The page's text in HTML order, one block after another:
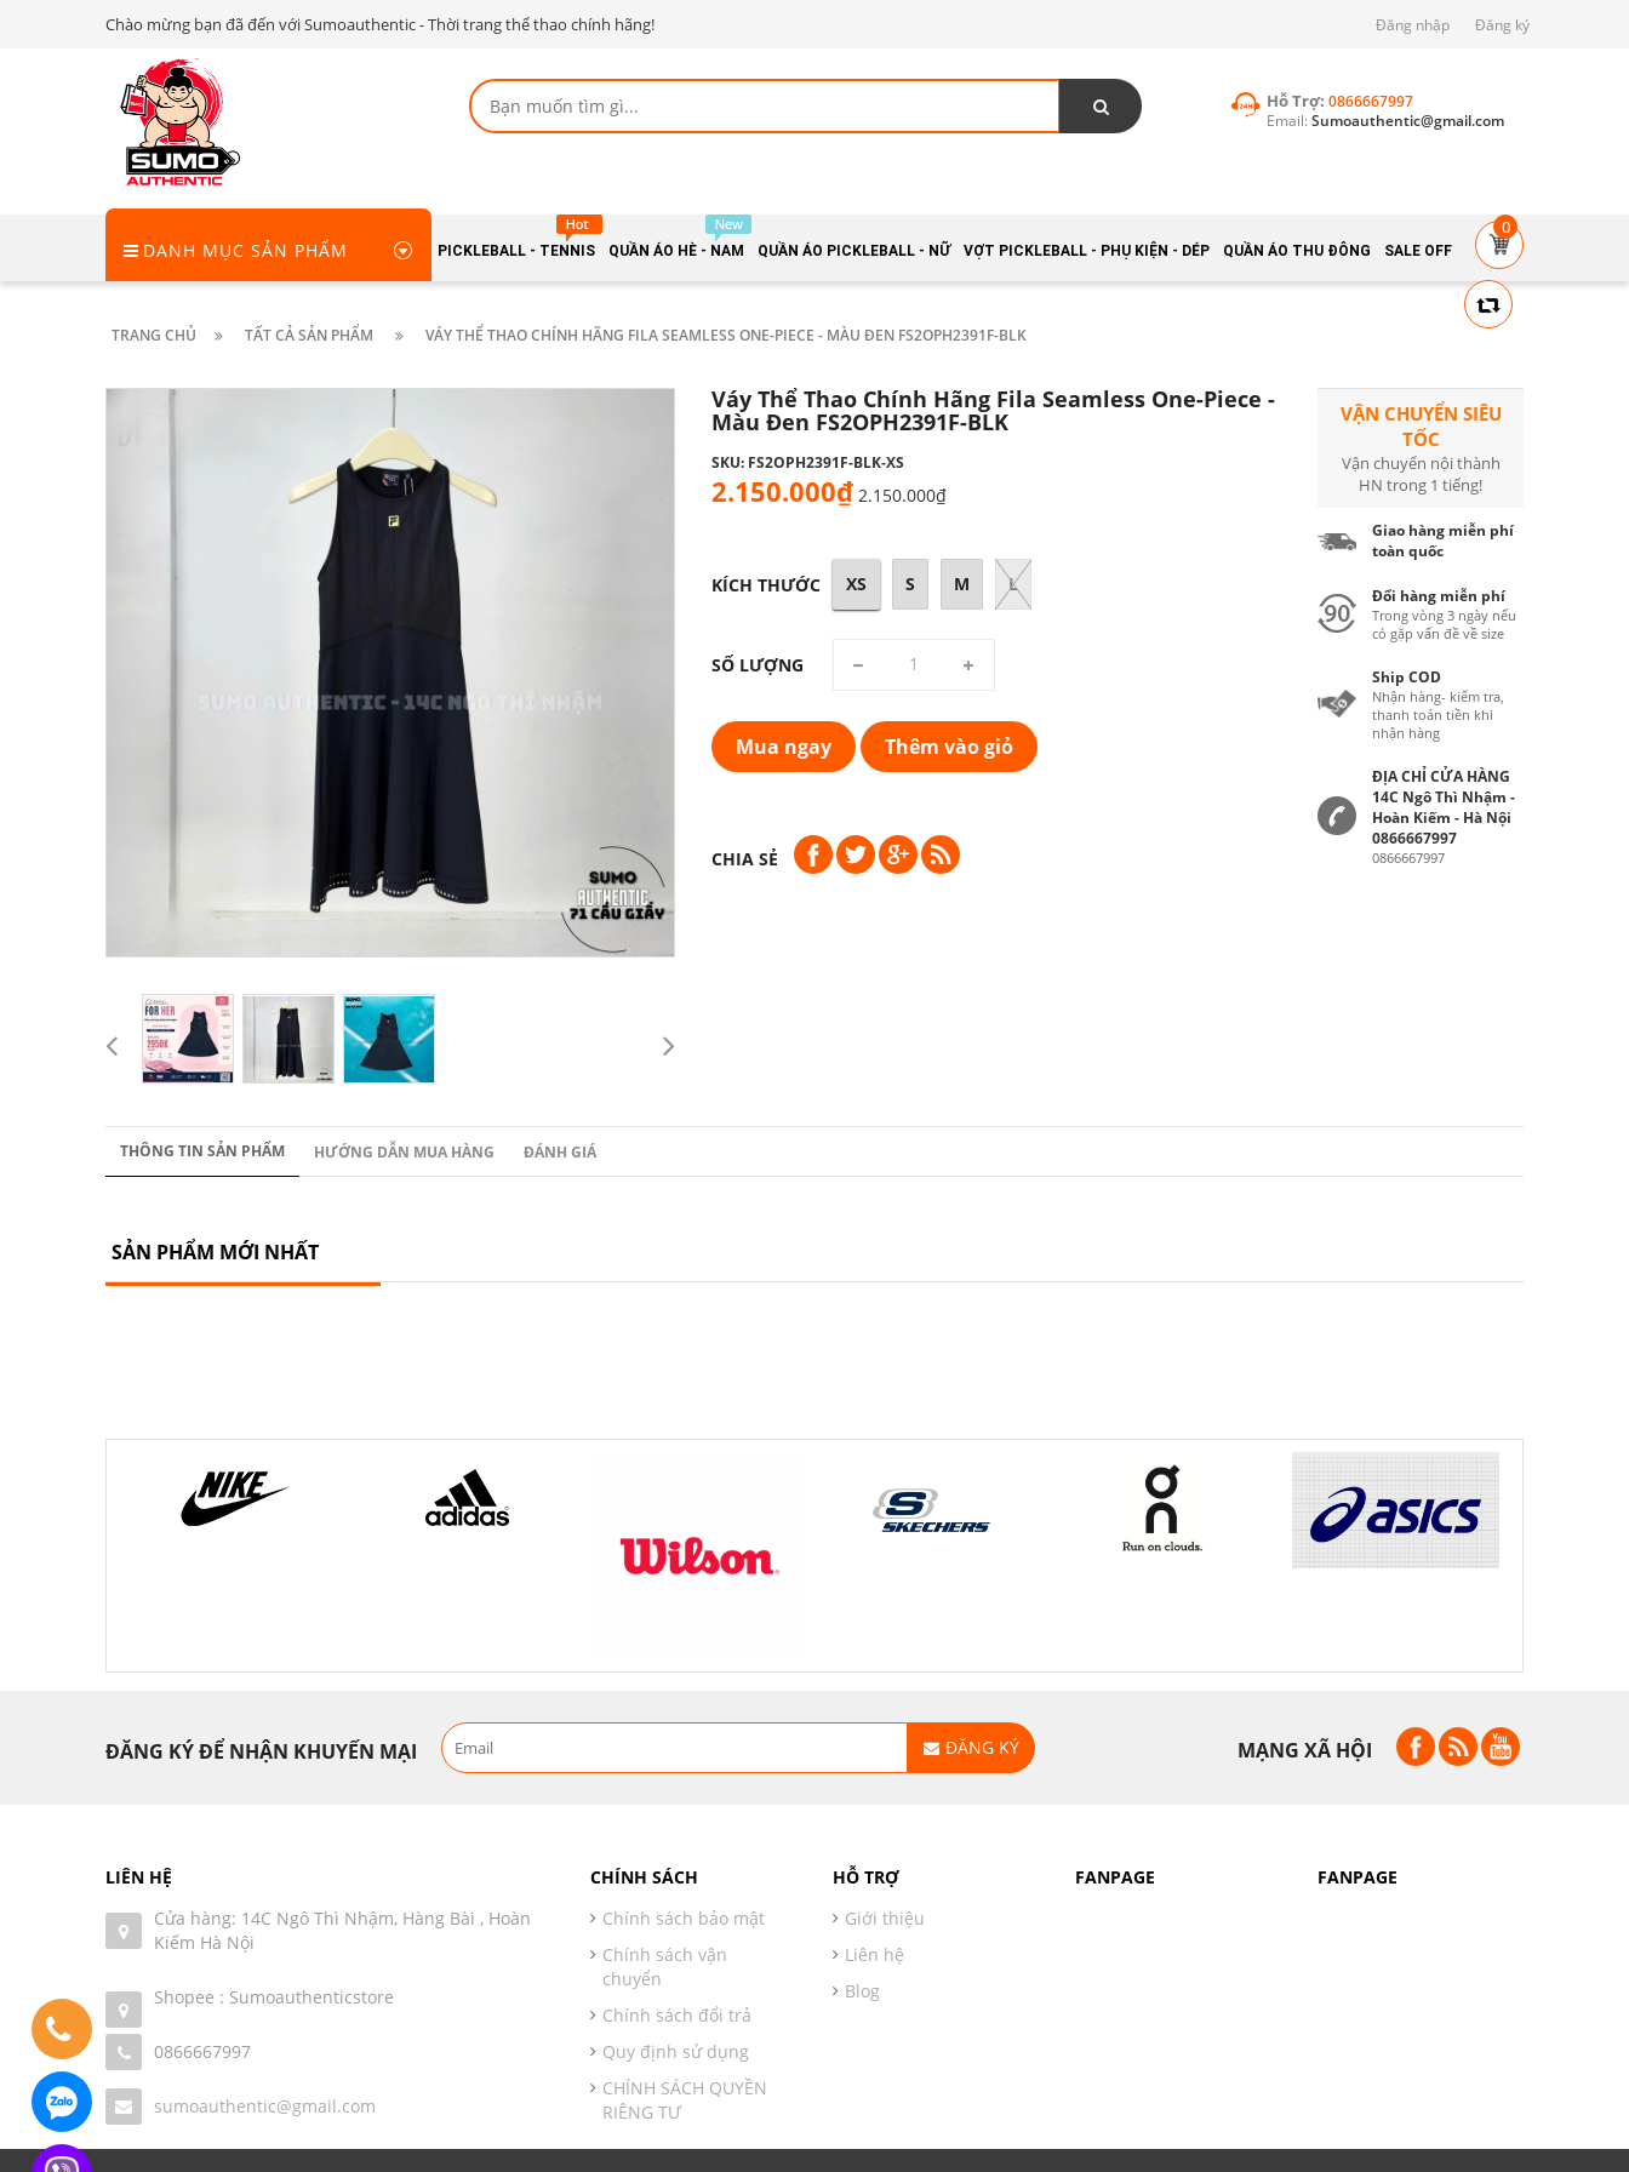
Chào mừng bạn đã đến với Sumoauthentic - Thời trang thể thao chính hãng! Đăng nhập Đăng ký
Hỗ Trợ: 0866667997
Email: Sumoauthentic@gmail.com
DANH MỤC SẢN PHẨM PICKLEBALL - TENNIS QUẦN ÁO HÈ - NAM QUẦN ÁO PICKLEBALL - NỮ VỢT PICKLEBALL - PHỤ KIỆN - DÉP QUẦN ÁO THU ĐÔNG SALE OFF
0
TRANG CHỦ TẤT CẢ SẢN PHẨM VÁY THỂ THAO CHÍNH HÃNG FILA SEAMLESS ONE-PIECE - MÀU ĐEN FS2OPH2391F-BLK
Váy Thể Thao Chính Hãng Fila Seamless One-Piece -
Màu Đen FS2OPH2391F-BLK
SKU: FS2OPH2391F-BLK-XS
2.150.000₫ 2.150.000₫
KÍCH THƯỚC XS S M L
SỐ LƯỢNG
Mua ngay Thêm vào giỏ
CHIA SẺ
VẬN CHUYỂN SIÊU
TỐC
Vận chuyển nội thành
HN trong 1 tiếng!
Giao hàng miễn phí
toàn quốc
Đổi hàng miễn phí
Trong vòng 3 ngày nếu
có gặp vấn đề về size
Ship COD
Nhận hàng- kiểm tra,
thanh toán tiền khi
nhận hàng
ĐỊA CHỈ CỬA HÀNG
14C Ngô Thì Nhậm -
Hoàn Kiếm - Hà Nội
0866667997
0866667997
THÔNG TIN SẢN PHẨM HƯỚNG DẪN MUA HÀNG ĐÁNH GIÁ
SẢN PHẨM MỚI NHẤT
ĐĂNG KÝ ĐỂ NHẬN KHUYẾN MẠI ĐĂNG KÝ MẠNG XÃ HỘI
LIÊN HỆ
Cửa hàng: 14C Ngô Thì Nhậm, Hàng Bài , Hoàn
Kiếm Hà Nội
Shopee : Sumoauthenticstore
0866667997
sumoauthentic@gmail.com
CHÍNH SÁCH
Chính sách bảo mật
Chính sách vận
chuyển
Chính sách đổi trả
Quy định sử dụng
CHÍNH SÁCH QUYỀN
RIÊNG TƯ
HỖ TRỢ
Giới thiệu
Liên hệ
Blog
FANPAGE FANPAGE